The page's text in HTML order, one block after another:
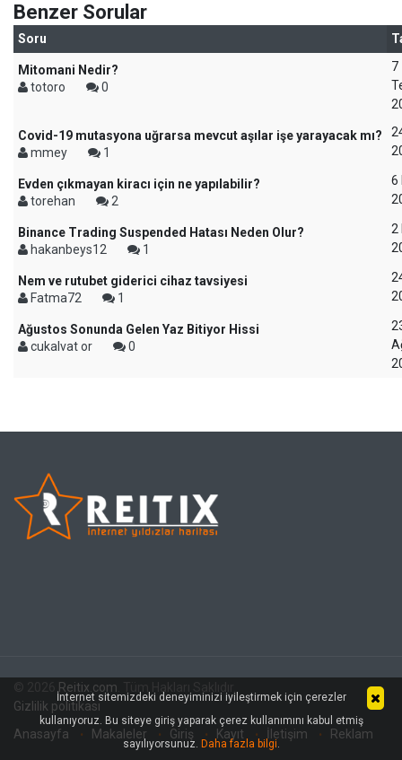
Benzer Sorular
Soru
Mitomani Nedir?
totoro
0
7
Covid-19 mutasyona uğrarsa mevcut aşılar işe yarayacak mı?
mmey
1
Evden çıkmayan kiracı için ne yapılabilir?
torehan
2
6
Binance Trading Suspended Hatası Neden Olur?
hakanbeys12
1
2
Nem ve rutubet giderici cihaz tavsiyesi
Fatma72
1
Ağustos Sonunda Gelen Yaz Bitiyor Hissi
cukalvat or
0
Reitix.com
Gizlilik politikası
Anasayfa
Makaleler Giriş Kayıt İletişim Reklam
İnternet sitemizdeki deneyiminizi iyileştirmek için çerezler
kullanıyoruz. Bu siteye giriş yaparak çerez kullanımını kabul etmiş
sayılıyorsunuz. Daha fazla bilgi.